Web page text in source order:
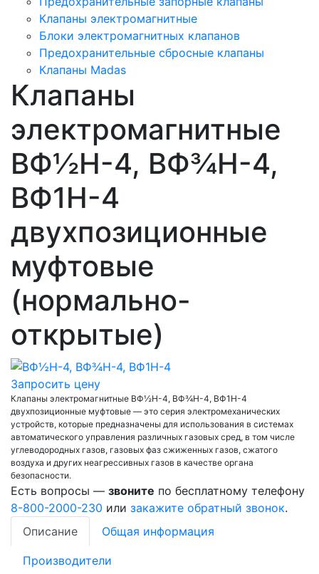
Клапаны электромагнитные
Блоки электромагнитных клапанов
Предохранительные сбросные клапаны
Клапаны Madas
Клапаны
электромагнитные
ВФ½Н-4, ВФ¾Н-4,
ВФ1Н-4
двухпозиционные
муфтовые
(нормально-
открытые)
Запросить цену
Клапаны электромагнитные ВФ½Н-4, ВФ¾Н-4, ВФ1Н-4
двухпозиционные муфтовые — это серия электромеханических
устройств, которые предназначены для использования в системах
автоматического управления различных газовых сред, в том числе
углеводородных газов, газовых фаз сжиженных газов, сжатого
воздуха и других неагрессивных газов в качестве органа
безопасности.
Есть вопросы — звоните по бесплатному телефону
8-800-2000-230 или закажите обратный звонок.
Описание
Общая информация
Производители